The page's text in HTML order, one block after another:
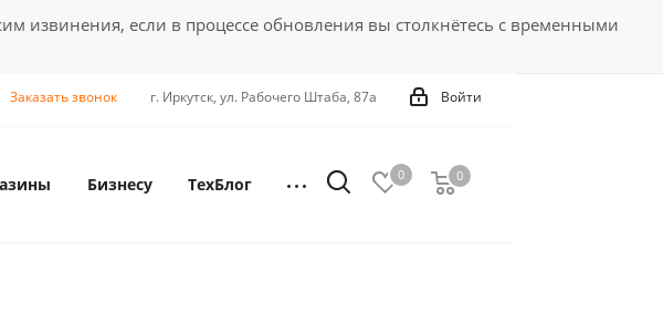
извинения, если в процессе обновления вы столкнётесь с временными
Войти
г. Иркутск, ул. Рабочего Штаба, 87а
Заказать звонок
0 0
0
Бизнесу ТехБлог